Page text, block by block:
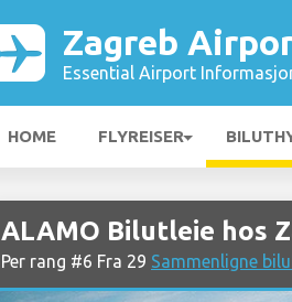
Zagreb
Essential Airport
HOME FLYREISER
ALAMO Bilutleie hos
Per rang #6 Fra 29 Sammenligne